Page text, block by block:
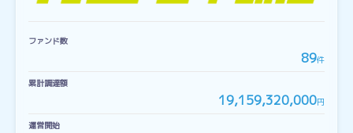
ファンド数
89件
累計調達額
19,159,320,000円
運営開始